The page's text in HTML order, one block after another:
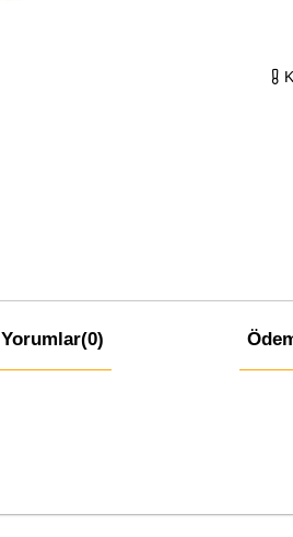
Yorumlar(0)